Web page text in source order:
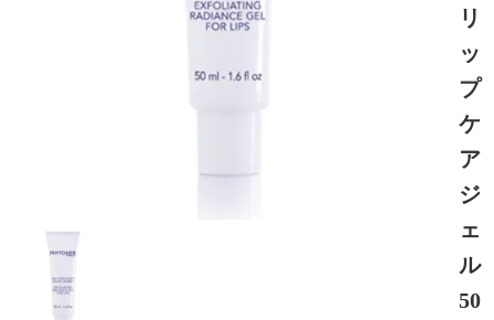
リ
ッ
プ
ケ
ア
ジ
ェ
ル
50